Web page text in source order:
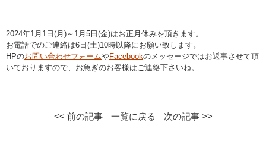
2024年1月1日(月)～1月5日(金)はお正月休みを頂きます。
お電話でのご連絡は6日(土)10時以降にお願い致します。
HPのお問い合わせフォームやFacebookのメッセージではお返事させて頂
いておりますので、お急ぎのお客様はご連絡下さいね。
<< 前の記事 一覧に戻る 次の記事 >>